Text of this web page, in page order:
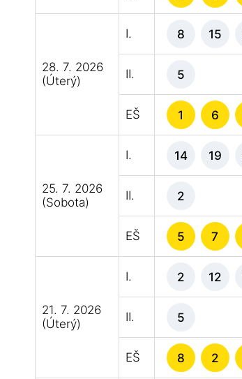
28. 7. 2026
(Úterý)
I. 8 15
II. 5
EŠ 1 6
25. 7. 2026
(Sobota)
I. 14 19
II. 2
EŠ 5 7
21. 7. 2026
(Úterý)
I. 2 12
II. 5
EŠ 8 2